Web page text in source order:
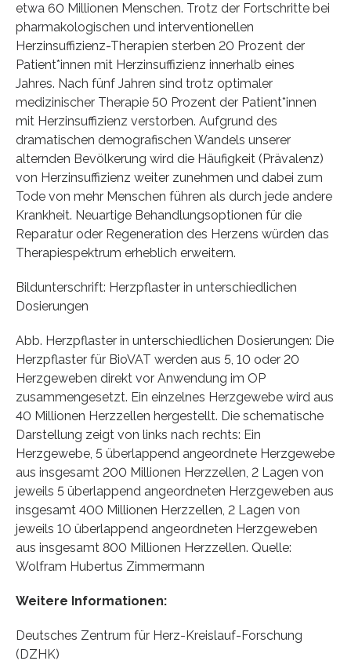
etwa 60 Millionen Menschen. Trotz der Fortschritte bei
pharmakologischen und interventionellen
Herzinsuffizienz-Therapien sterben 20 Prozent der
Patient*innen mit Herzinsuffizienz innerhalb eines
Jahres. Nach fünf Jahren sind trotz optimaler
medizinischer Therapie 50 Prozent der Patient*innen
mit Herzinsuffizienz verstorben. Aufgrund des
dramatischen demografischen Wandels unserer
alternden Bevölkerung wird die Häufigkeit (Prävalenz)
von Herzinsuffizienz weiter zunehmen und dabei zum
Tode von mehr Menschen führen als durch jede andere
Krankheit. Neuartige Behandlungsoptionen für die
Reparatur oder Regeneration des Herzens würden das
Therapiespektrum erheblich erweitern.
Bildunterschrift: Herzpflaster in unterschiedlichen
Dosierungen
Abb. Herzpflaster in unterschiedlichen Dosierungen: Die
Herzpflaster für BioVAT werden aus 5, 10 oder 20
Herzgeweben direkt vor Anwendung im OP
zusammengesetzt. Ein einzelnes Herzgewebe wird aus
40 Millionen Herzzellen hergestellt. Die schematische
Darstellung zeigt von links nach rechts: Ein
Herzgewebe, 5 überlappend angeordnete Herzgewebe
aus insgesamt 200 Millionen Herzzellen, 2 Lagen von
jeweils 5 überlappend angeordneten Herzgeweben aus
insgesamt 400 Millionen Herzzellen, 2 Lagen von
jeweils 10 überlappend angeordneten Herzgeweben
aus insgesamt 800 Millionen Herzzellen. Quelle:
Wolfram Hubertus Zimmermann
Weitere Informationen:
Deutsches Zentrum für Herz-Kreislauf-Forschung
(DZHK)